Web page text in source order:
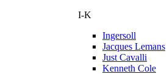
I-K
Ingersoll
Jacques Lemans
Just Cavalli
Kenneth Cole